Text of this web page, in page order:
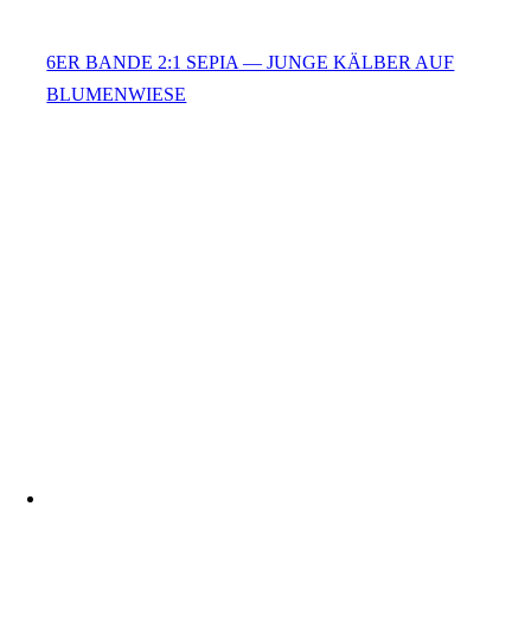
6ER BANDE 2:1 SEPIA — JUNGE KÄLBER AUF
BLUMENWIESE